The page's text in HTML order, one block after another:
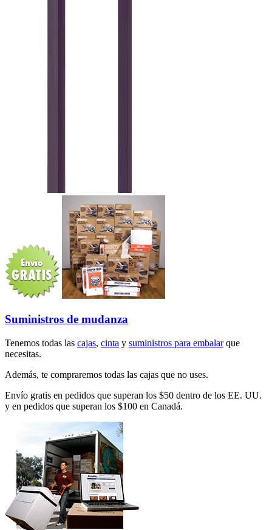
Suministros de mudanza
Tenemos todas las cajas, cinta y suministros para embalarque
necesitas.
Además, te compraremos todas las cajas que no uses.
Envío gratis en pedidos que superan los $50 dentro de los EE. UU.
y en pedidos que superan los $100 en Canadá.